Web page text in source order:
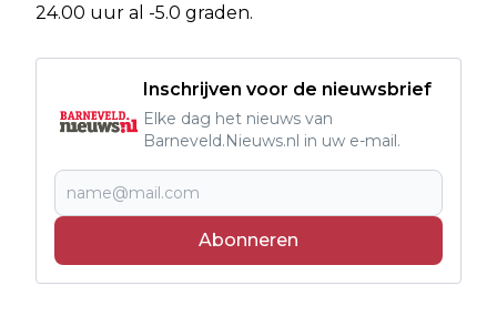
24.00 uur al -5.0 graden.
Inschrijven voor de nieuwsbrief
Elke dag het nieuws van
Barneveld.Nieuws.nl in uw e-mail.
Abonneren